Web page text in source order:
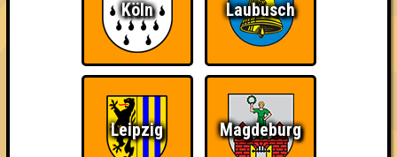
Ich war da, vor 3000
Da-Da Da! Da-Da Da! Teil der Oberschicht
Köln Laubusch
Leipzig Magdeburg